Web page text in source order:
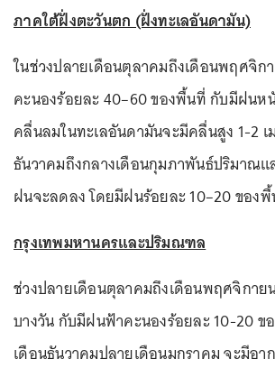
ภาคใต้ฝั่งตะวันตก (ฝั่งทะเลอันดามัน)
ในช่วงปลายเดือนตุลาคมถึงเดือนพฤศจิก
คะนองร้อยละ 40–60 ของพื้นที่ กับมีฝนห
คลื่นลมในทะเลอันดามันจะมีคลื่นสูง 1-2
ธันวาคมถึงกลางเดือนกุมภาพันธ์ปริมาณแ
ฝนจะลดลง โดยมีฝนร้อยละ 10–20 ของ
กรุงเทพมหานครและปริมณฑล
ช่วงปลายเดือนตุลาคมถึงเดือนพฤศจิกาย
บางวัน กับมีฝนฟ้าคะนองร้อยละ 10-20 ข
เดือนธันวาคมปลายเดือนมกราคม จะมีอา